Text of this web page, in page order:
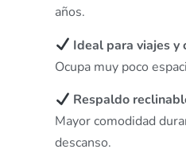
años.
Ideal para viajes y
Ocupa muy poco
Respaldo
Mayor comodidad
descanso.